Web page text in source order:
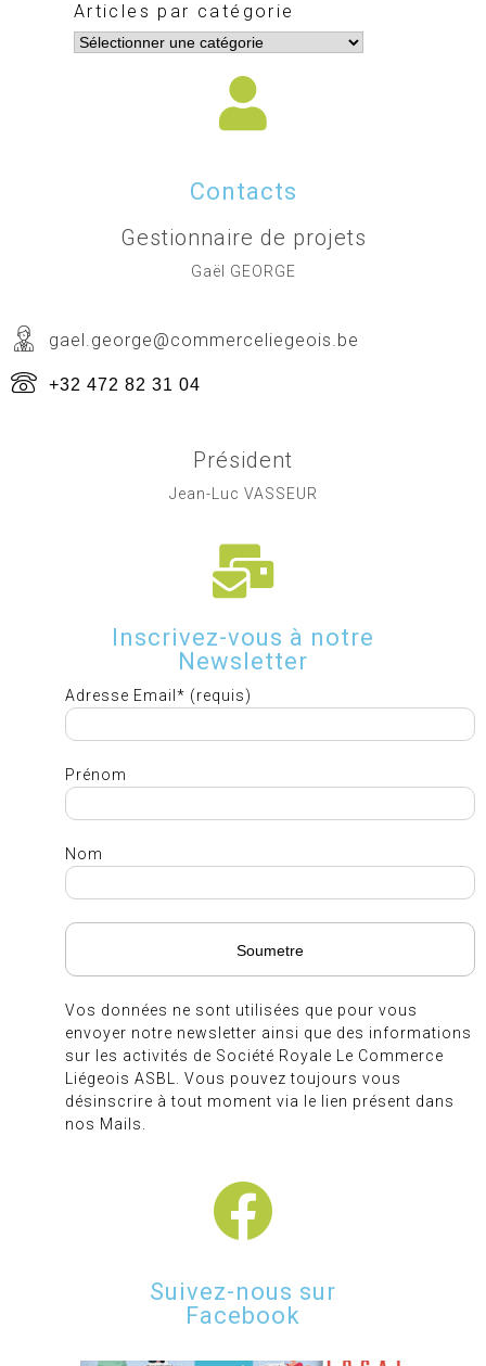
Articles par catégorie
Contacts
Gestionnaire de projets
Gaël GEORGE
gael.george@commerceliegeois.be
+32 472 82 31 04
Président
Jean-Luc VASSEUR
Inscrivez-vous à notre
Newsletter
Adresse Email* (requis)
Prénom
Nom
Vos données ne sont utilisées que pour vous
envoyer notre newsletter ainsi que des informations
sur les activités de Société Royale Le Commerce
Liégeois ASBL. Vous pouvez toujours vous
désinscrire à tout moment via le lien présent dans
nos Mails.
Suivez-nous sur
Facebook